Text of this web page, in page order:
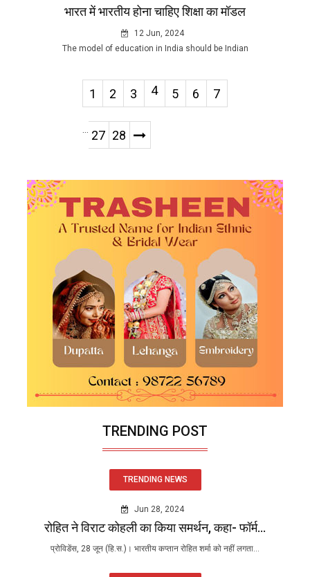
भारत में भारतीय होना चाहिए शिक्षा का मॉडल
12 Jun, 2024
The model of education in India should be Indian
1 2 3 4 5 6 7
... 27 28
TRENDING POST
TRENDING NEWS
Jun 28, 2024
रोहित ने विराट कोहली का किया समर्थन, कहा- फॉर्म...
प्रोविडेंस, 28 जून (हि.स.)। भारतीय कप्तान रोहित शर्मा को नहीं लगता...